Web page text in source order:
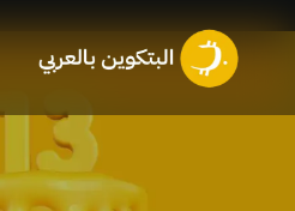
تخطي